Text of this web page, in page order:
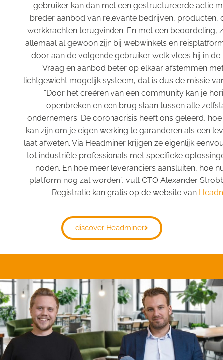
gebruiker kan dan met een gestructureerde actie
breder aanbod van relevante bedrijven, producten,
werkkrachten terugvinden. En met een beoordeling,
allemaal al gewoon zijn bij webwinkels en
door aan de volgende gebruiker welk vlees hij in de
Vraag en aanbod beter op elkaar afstemmen
lichtgewicht mogelijk systeem, dat is dus de missie
“Door het creëren van een community kan je
openbreken en een brug slaan tussen alle
ondernemers. De coronacrisis heeft ons geleerd,
kan zijn om je eigen werking te garanderen als een
laat afweten. Via Headminer krijgen ze eigenlijk
tot industriële professionals met specifieke
noden. En hoe meer leveranciers aansluiten, hoe
platform nog zal worden”, vult CTO Alexander
Registratie kan gratis op de website van
discover Headminer